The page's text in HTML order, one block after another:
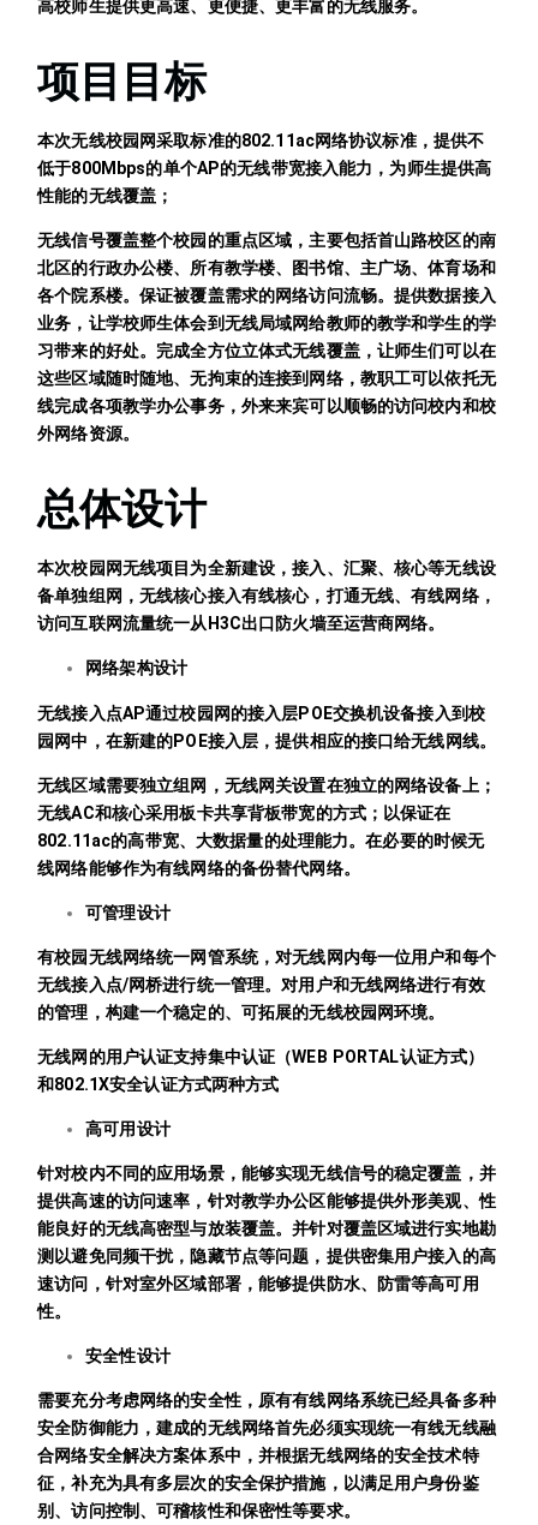
高校师生提供更高速、更便捷、更丰富的无线服务。
项目目标
本次无线校园网采取标准的802.11ac网络协议标准，提供不
低于800Mbps的单个AP的无线带宽接入能力，为师生提供高
性能的无线覆盖；
无线信号覆盖整个校园的重点区域，主要包括首山路校区的南
北区的行政办公楼、所有教学楼、图书馆、主广场、体育场和
各个院系楼。保证被覆盖需求的网络访问流畅。提供数据接入
业务，让学校师生体会到无线局域网给教师的教学和学生的学
习带来的好处。完成全方位立体式无线覆盖，让师生们可以在
这些区域随时随地、无拘束的连接到网络，教职工可以依托无
线完成各项教学办公事务，外来来宾可以顺畅的访问校内和校
外网络资源。
总体设计
本次校园网无线项目为全新建设，接入、汇聚、核心等无线设
备单独组网，无线核心接入有线核心，打通无线、有线网络，
访问互联网流量统一从H3C出口防火墙至运营商网络。
网络架构设计
无线接入点AP通过校园网的接入层POE交换机设备接入到校
园网中，在新建的POE接入层，提供相应的接口给无线网线。
无线区域需要独立组网，无线网关设置在独立的网络设备上；
无线AC和核心采用板卡共享背板带宽的方式；以保证在
802.11ac的高带宽、大数据量的处理能力。在必要的时候无
线网络能够作为有线网络的备份替代网络。
可管理设计
有校园无线网络统一网管系统，对无线网内每一位用户和每个
无线接入点/网桥进行统一管理。对用户和无线网络进行有效
的管理，构建一个稳定的、可拓展的无线校园网环境。
无线网的用户认证支持集中认证（WEB PORTAL认证方式）
和802.1X安全认证方式两种方式
高可用设计
针对校内不同的应用场景，能够实现无线信号的稳定覆盖，并
提供高速的访问速率，针对教学办公区能够提供外形美观、性
能良好的无线高密型与放装覆盖。并针对覆盖区域进行实地勘
测以避免同频干扰，隐藏节点等问题，提供密集用户接入的高
速访问，针对室外区域部署，能够提供防水、防雷等高可用
性。
安全性设计
需要充分考虑网络的安全性，原有有线网络系统已经具备多种
安全防御能力，建成的无线网络首先必须实现统一有线无线融
合网络安全解决方案体系中，并根据无线网络的安全技术特
征，补充为具有多层次的安全保护措施，以满足用户身份鉴
别、访问控制、可稽核性和保密性等要求。